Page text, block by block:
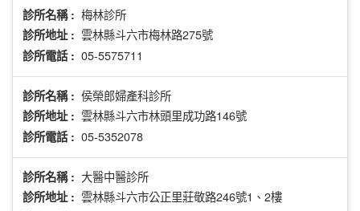
診所名稱 : 梅林診所
診所地址 : 雲林縣斗六市梅林路275號
診所電話 : 05-5575711
診所名稱 : 侯榮郎婦產科診所
診所地址 : 雲林縣斗六市林頭里成功路146號
診所電話 : 05-5352078
診所名稱 : 大醫中醫診所
診所地址 : 雲林縣斗六市公正里莊敬路246號1、2樓